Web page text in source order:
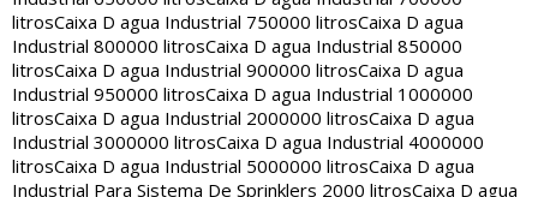
litrosCaixa D agua Industrial 750000 litrosCaixa D agua
Industrial 800000 litrosCaixa D agua Industrial 850000
litrosCaixa D agua Industrial 900000 litrosCaixa D agua
Industrial 950000 litrosCaixa D agua Industrial 1000000
litrosCaixa D agua Industrial 2000000 litrosCaixa D agua
Industrial 3000000 litrosCaixa D agua Industrial 4000000
litrosCaixa D agua Industrial 5000000 litrosCaixa D agua
Industrial Para Sistema De Sprinklers 2000 litrosCaixa D agua